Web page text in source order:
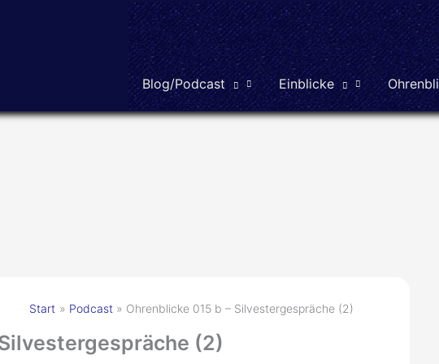
Blog/Podcast Einblicke
Start Podcast Ohrenblicke 015 b – Silvestergespräche (2)
(2)